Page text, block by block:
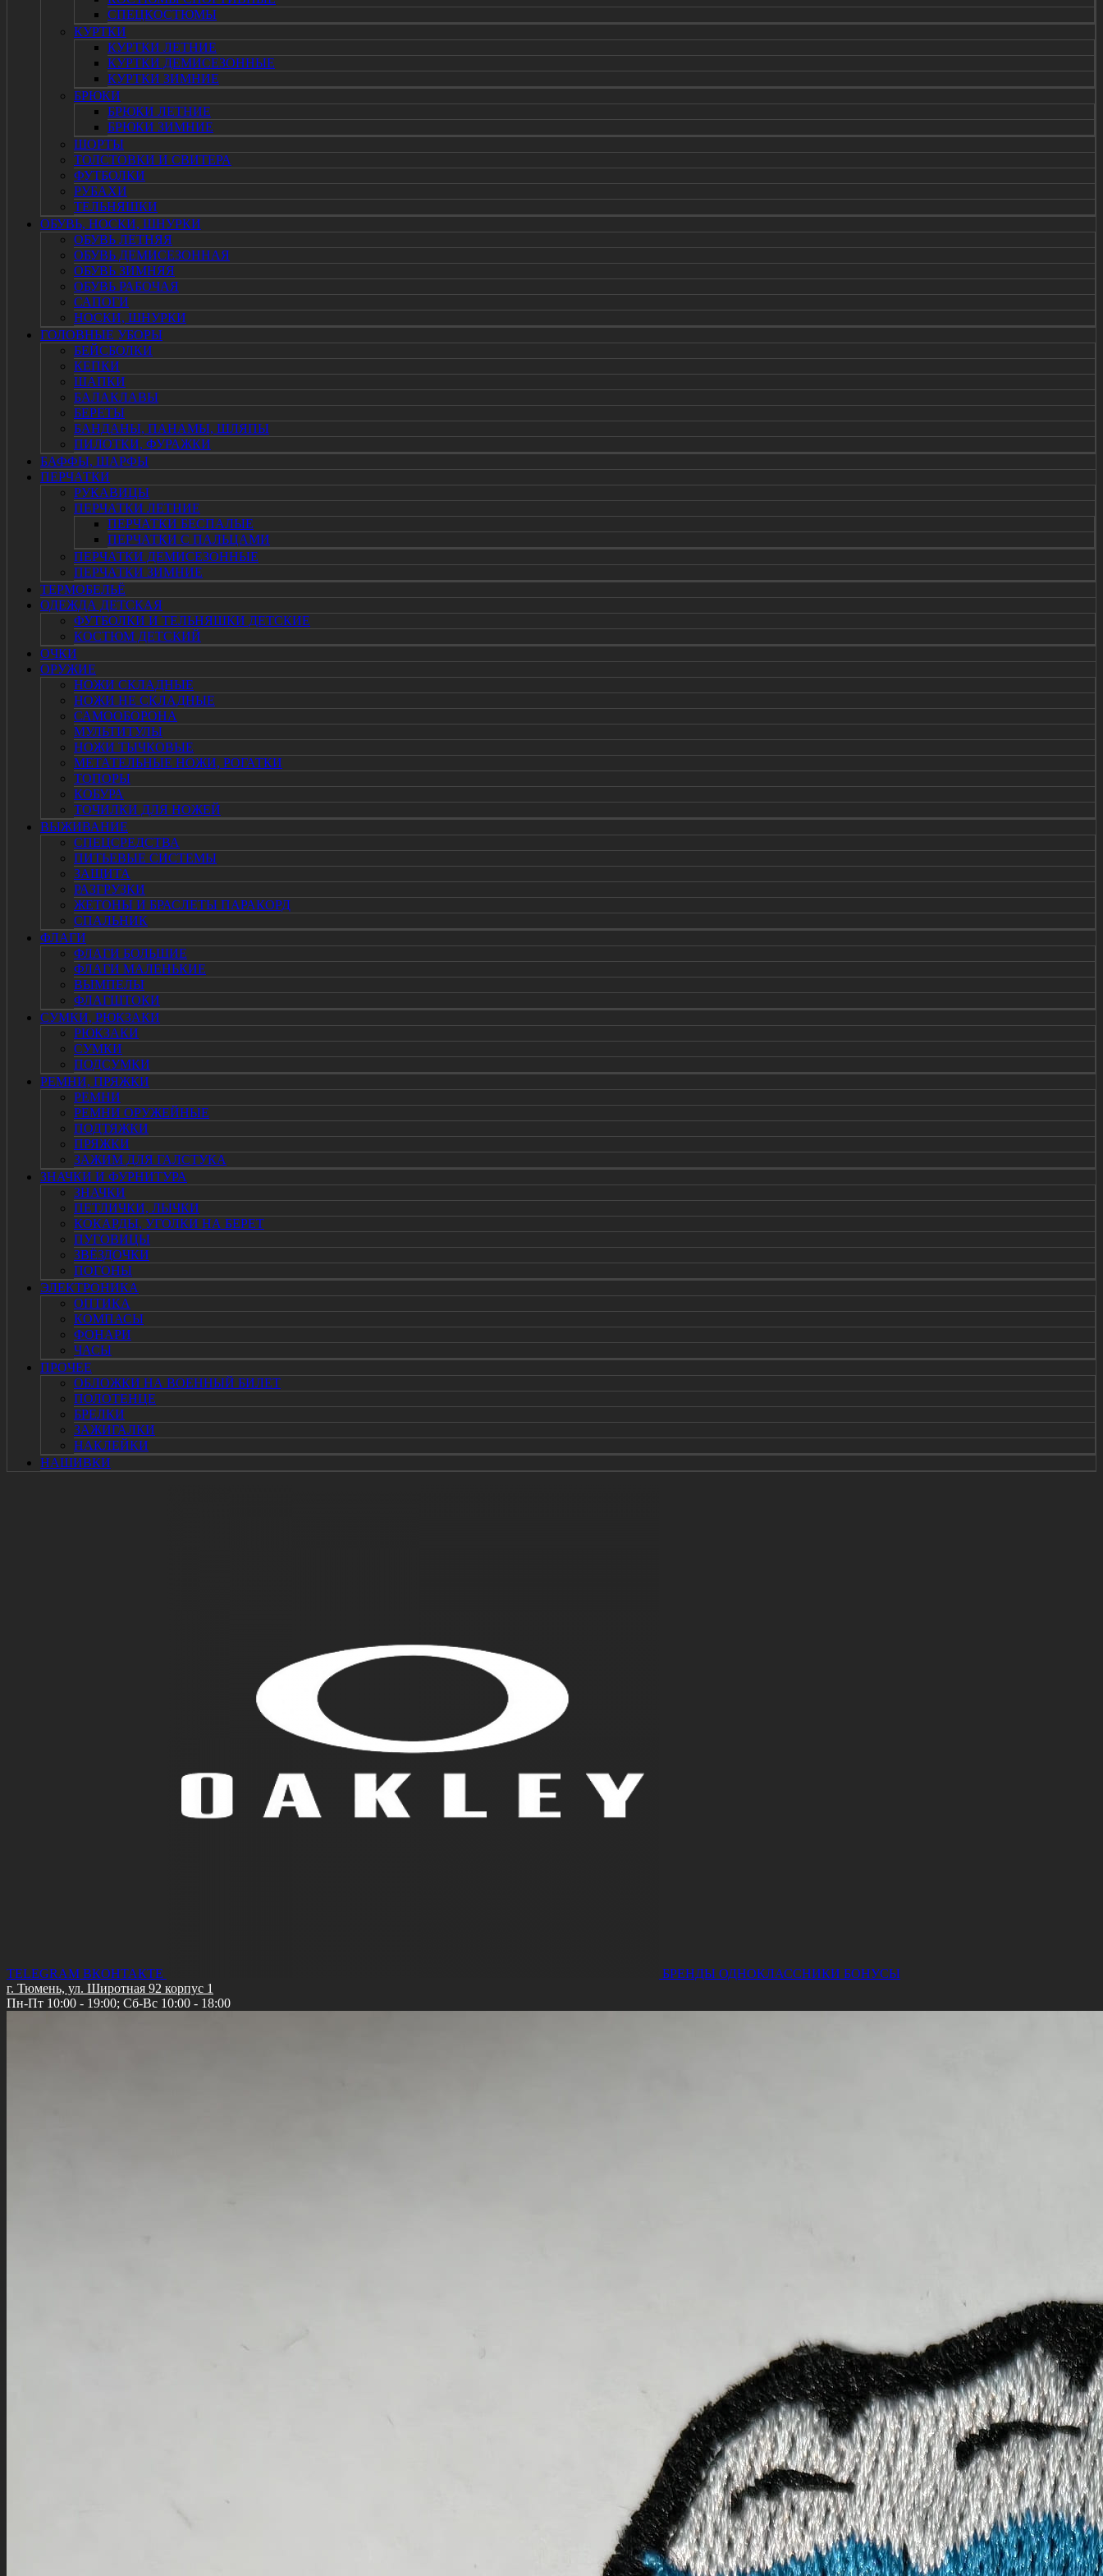
СПЕЦКОСТЮМЫ
КУРТКИ
КУРТКИ ЛЕТНИЕ
КУРТКИ ДЕМИСЕЗОННЫЕ
КУРТКИ ЗИМНИЕ
БРЮКИ
БРЮКИ ЛЕТНИЕ
БРЮКИ ЗИМНИЕ
ШОРТЫ
ТОЛСТОВКИ И СВИТЕРА
ФУТБОЛКИ
РУБАХИ
ТЕЛЬНЯШКИ
ОБУВЬ, НОСКИ, ШНУРКИ
ОБУВЬ ЛЕТНЯЯ
ОБУВЬ ДЕМИСЕЗОННАЯ
ОБУВЬ ЗИМНЯЯ
ОБУВЬ РАБОЧАЯ
САПОГИ
НОСКИ, ШНУРКИ
ГОЛОВНЫЕ УБОРЫ
БЕЙСБОЛКИ
КЕПКИ
ШАПКИ
БАЛАКЛАВЫ
БЕРЕТЫ
БАНДАНЫ, ПАНАМЫ, ШЛЯПЫ
ПИЛОТКИ, ФУРАЖКИ
БАФФЫ, ШАРФЫ
ПЕРЧАТКИ
РУКАВИЦЫ
ПЕРЧАТКИ ЛЕТНИЕ
ПЕРЧАТКИ БЕСПАЛЫЕ
ПЕРЧАТКИ С ПАЛЬЦАМИ
ПЕРЧАТКИ ДЕМИСЕЗОННЫЕ
ПЕРЧАТКИ ЗИМНИЕ
ТЕРМОБЕЛЬЁ
ОДЕЖДА ДЕТСКАЯ
ФУТБОЛКИ И ТЕЛЬНЯШКИ ДЕТСКИЕ
КОСТЮМ ДЕТСКИЙ
ОЧКИ
ОРУЖИЕ
НОЖИ СКЛАДНЫЕ
НОЖИ НЕ СКЛАДНЫЕ
САМООБОРОНА
МУЛЬТИТУЛЫ
НОЖИ ТЫЧКОВЫЕ
МЕТАТЕЛЬНЫЕ НОЖИ, РОГАТКИ
ТОПОРЫ
КОБУРА
ТОЧИЛКИ ДЛЯ НОЖЕЙ
ВЫЖИВАНИЕ
СПЕЦСРЕДСТВА
ПИТЬЕВЫЕ СИСТЕМЫ
ЗАЩИТА
РАЗГРУЗКИ
ЖЕТОНЫ И БРАСЛЕТЫ ПАРАКОРД
СПАЛЬНИК
ФЛАГИ
ФЛАГИ БОЛЬШИЕ
ФЛАГИ МАЛЕНЬКИЕ
ВЫМПЕЛЫ
ФЛАГШТОКИ
СУМКИ, РЮКЗАКИ
РЮКЗАКИ
СУМКИ
ПОДСУМКИ
РЕМНИ, ПРЯЖКИ
РЕМНИ
РЕМНИ ОРУЖЕЙНЫЕ
ПОДТЯЖКИ
ПРЯЖКИ
ЗАЖИМ ДЛЯ ГАЛСТУКА
ЗНАЧКИ И ФУРНИТУРА
ЗНАЧКИ
ПЕТЛИЧКИ, ЛЫЧКИ
КОКАРДЫ, УГОЛКИ НА БЕРЕТ
ПУГОВИЦЫ
ЗВЁЗДОЧКИ
ПОГОНЫ
ЭЛЕКТРОНИКА
ОПТИКА
КОМПАСЫ
ФОНАРИ
ЧАСЫ
ПРОЧЕЕ
ОБЛОЖКИ НА ВОЕННЫЙ БИЛЕТ
ПОЛОТЕНЦЕ
БРЕЛКИ
ЗАЖИГАЛКИ
НАКЛЕЙКИ
НАШИВКИ
TELEGRAM ВКОНТАКТЕ БРЕНДЫ ОДНОКЛАССНИКИ БОНУСЫ
г. Тюмень, ул. Широтная 92 корпус 1
Пн-Пт 10:00 - 19:00; Сб-Вс 10:00 - 18:00